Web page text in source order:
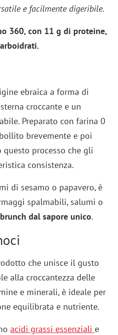
e facilmente digeribile.
360, con 11 g di proteine,
ebraica a forma di
croccante e un
Preparato con farina 0
brevemente e poi
processo che gli
consistenza.
di sesamo o papavero, è
spalmabili, salumi o
dal sapore unico.
che unisce il gusto
alla croccantezza delle
e minerali, è ideale per
equilibrata e nutriente.
acidi grassi essenziali e